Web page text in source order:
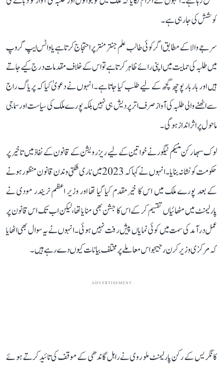
کوشش کی جا رہی ہے۔
سرجے والا کے مطابق اگر کوئی طالب علم جنتر منتر پر احتجاج کرتا ہے یا واٹس ایپ گروپ
میں طلبہ کی حمایت میں اپنی رائے ظاہر کرتا ہے تو اس کے خلاف مقدمات درج کیے جاتے
ہیں اور بار بار پوچھ گچھ کے لیے طلب کیا جاتا ہے۔ انہوں نے دعویٰ کیا کہ پریاگ راج
سے اٹھنے والی طلبہ کی آواز صرف اتر پردیش ہی نہیں بلکہ پورے ملک کی سیاست اور سماجی
ماحول پر اثر انداز ہوگی۔
لوک سبھا رکن منیکم ٹیگور نے خواتین کے لیے ریزرویشن کے قانون کے نفاذ میں تاخیر پر
حکومت کو نشانہ بنایا۔ انہوں نے کہا کہ 2023 میں ناری شکتی وندن قانون منظور ہونے
کے بعد پورے ملک میں اس کا خیرمقدم کیا گیا تھا اور وزیر اعظم نریندر مودی نے
پارلیمنٹ میں مٹھائیاں تقسیم کر کے اس کا جشن بھی منایا تھا، لیکن اب تک اس قانون پر
عمل درآمد کی سمت میں کوئی نمایاں پیش رفت نہیں ہوئی۔ انہوں نے یہ سوال بھی اٹھایا
کہ مرکزی وزیر کرن رجیجو اس معاملے پر مختلف بیانات کیوں دے رہے ہیں۔
ADVERTISEMENT
کانگریس کے رکن پارلیمنٹ ملو روی نے راہل گاندھی کے موقف کی تائید کرتے ہوئے